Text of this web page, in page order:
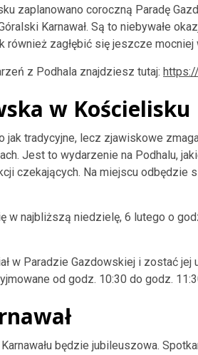
zaplanowano coroczną Paradę
Karnawał. Są to niebywałe
również zagłębić się jeszcze
z Podhala znajdziesz tutaj:
w Kościelisku
jak tradycyjne, lecz zjawiskowe
Jest to wydarzenie na Podhalu,
czekających. Na miejscu odbędzie
w najbliższą niedzielę, 6 lutego o
w Paradzie Gazdowskiej i zostać jej
od godz. 10:30 do godz.
będzie jubileuszowa.